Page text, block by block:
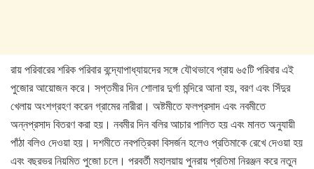
রায় পরিবারের শরিক পরিবার বন্দ্যোপাধ্যায়দের সঙ্গে যৌথভাবে প্রায় ৬৫টি পরিবার এই
পুজোর আয়োজন করে। সপ্তমীর দিন শোলার দুর্গা মন্দিরে আনা হয়, বরণ এবং সিঁদুর
খেলায় অংশগ্রহণ করেন গ্রামের নারীরা। অষ্টমীতে ফলপ্রসাদ এবং নবমীতে
অন্নপ্রসাদ বিতরণ করা হয়। নবমীর দিন বলির আচার পালিত হয় এবং মানত অনুযায়ী
পাঁঠা বলিও দেওয়া হয়। দশমীতে নবপত্রিকা বিসর্জন হলেও প্রতিমাকে রেখে দেওয়া হয়
এবং বছরভর নিয়মিত পুজো চলে। পরবর্তী মহালয়ায় পুনরায় প্রতিমা নিরঞ্জন করে নতুন